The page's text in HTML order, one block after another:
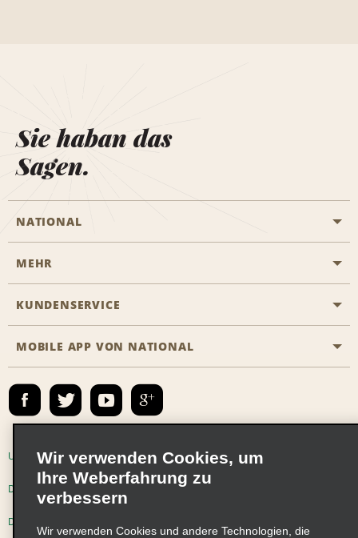
Sie haban das
Sagen.
NATIONAL
Eine Reservierung vornehmen
Das Business Rental Programm
Emerald Club Anmelden
MEHR
Karriere
KUNDENSERVICE
Barrierefreiheit
Kontakt
E-Mail anmelden
MOBILE APP VON NATIONAL
Unternehmensinformationen Nutzungsbedingungen
Datenschutzrichtlinie Cookie-Richtlinie
Datenschutzoptionen
Wir verwenden Cookies, um
Ihre Weberfahrung zu
verbessern
Wir verwenden Cookies und andere Technologien, die